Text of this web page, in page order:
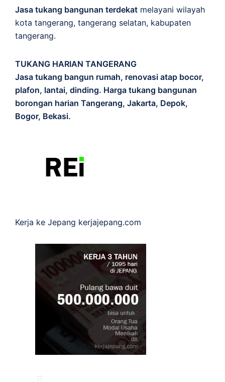
Jasa tukang bangunan terdekat melayani wilayah
kota tangerang, tangerang selatan, kabupaten
tangerang.
TUKANG HARIAN TANGERANG
Jasa tukang bangun rumah, renovasi atap bocor,
plafon, lantai, dinding. Harga tukang bangunan
borongan harian Tangerang, Jakarta, Depok,
Bogor, Bekasi.
Kerja ke Jepang kerjajepang.com